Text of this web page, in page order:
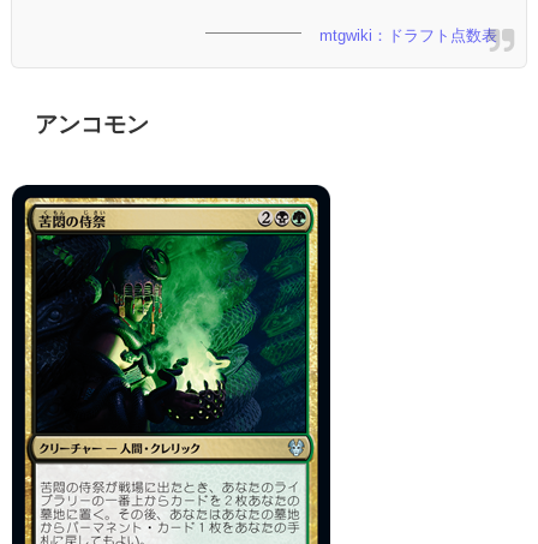
mtgwiki：ドラフト点数表
アンコモン